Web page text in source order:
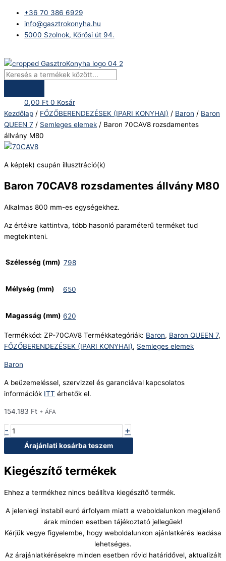
content
+36 70 386 6929
info@gasztrokonyha.hu
5000 Szolnok, Kőrösi út 94.
search
0,00 Ft 0 Kosár
Kezdőlap / FŐZŐBERENDEZÉSEK (IPARI KONYHAI) / Baron / Baron
QUEEN 7 / Semleges elemek / Baron 70CAV8 rozsdamentes
állvány M80
A kép(ek) csupán illusztráció(k)
Baron 70CAV8 rozsdamentes állvány M80
Alkalmas 800 mm-es egységekhez.
Az értékre kattintva, több hasonló paraméterű terméket tud
megtekinteni.
Szélesség (mm) 798
Mélység (mm) 650
Magasság (mm) 620
Termékkód: ZP-70CAV8 Termékkategóriák: Baron, Baron QUEEN 7,
FŐZŐBERENDEZÉSEK (IPARI KONYHAI), Semleges elemek
Baron
A beüzemeléssel, szervizzel és garanciával kapcsolatos
információk ITT érhetők el.
154.183 Ft + ÁFA
-
70CAV8
rozsdamentes
állvány
mennyiség
+
Árajánlati kosárba teszem
Kiegészítő termékek
Ehhez a termékhez nincs beállítva kiegészítő termék.
A jelenlegi instabil euró árfolyam miatt a weboldalunkon megjelenő
árak minden esetben tájékoztató jellegűek!
Kérjük vegye figyelembe, hogy weboldalunkon ajánlatkérés leadása
lehetséges.
Az árajánlatkérésekre minden esetben rövid határidővel, aktualizált